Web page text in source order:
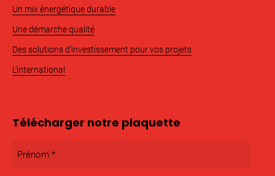
Un mix énergétique durable
Une démarche qualité
Des solutions d’investissement pour vos projets
L’international
Télécharger notre plaquette